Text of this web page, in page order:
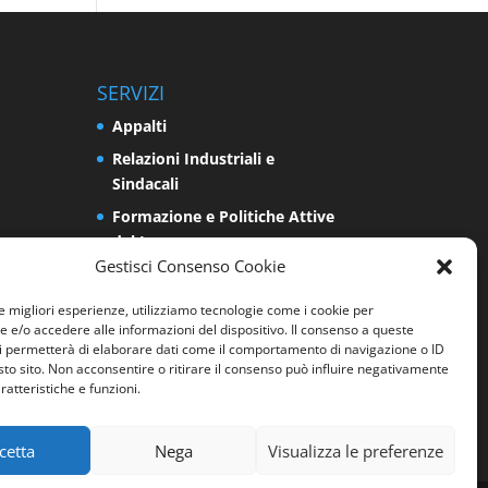
Gestisci Consenso Cookie
migliori esperienze, utilizziamo tecnologie come i cookie per
e/o accedere alle informazioni del dispositivo. Il consenso a queste
permetterà di elaborare dati come il comportamento di navigazione o ID
sito. Non acconsentire o ritirare il consenso può influire negativamente
e funzioni.
Nega Visualizza le preferenze
SERVIZI
Appalti
Relazioni Industriali e
Sindacali
Formazione e Politiche Attive
del Lavoro
Impresa
Programmazione e Sviluppo
del Territorio
Energia e Ambiente
Sicurezza sui luoghi di lavoro